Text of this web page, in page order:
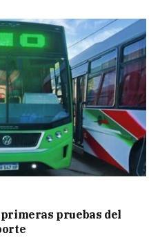
pruebas del